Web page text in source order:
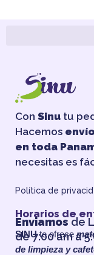
Con Sinu tu
Hacemos
en toda
necesitas es
Política de
Horarios de
Enviamos de
de 7:00 am a
SINUte ofrece
de limpieza y